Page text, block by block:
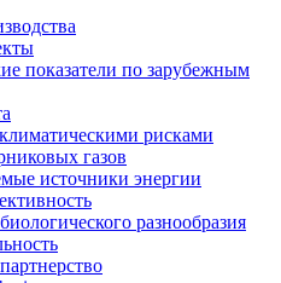
показатели по зарубежным
рисками
газов
источники энергии
разнообразия